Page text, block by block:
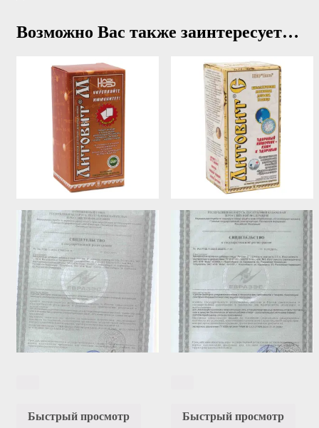
Возможно Вас также заинтересует…
Быстрый просмотр
Быстрый просмотр